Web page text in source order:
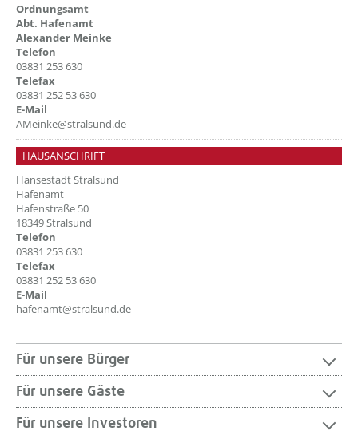
Ordnungsamt
Abt. Hafenamt
Alexander Meinke
Telefon
03831 253 630
Telefax
03831 252 53 630
E-Mail
AMeinke@stralsund.de
HAUSANSCHRIFT
Hansestadt Stralsund
Hafenamt
Hafenstraße 50
18349 Stralsund
Telefon
03831 253 630
Telefax
03831 252 53 630
E-Mail
hafenamt@stralsund.de
Für unsere Bürger
Für unsere Gäste
Für unsere Investoren